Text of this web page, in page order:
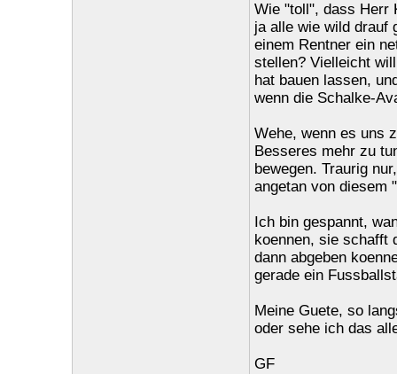
Wie "toll", dass Herr
ja alle wie wild drauf
einem Rentner ein
stellen? Vielleicht
hat bauen lassen,
wenn die Schalke-
Wehe, wenn es uns
Besseres mehr zu
bewegen. Traurig
angetan von diesem
Ich bin gespannt,
koennen, sie schafft
dann abgeben
gerade ein
Meine Guete, so
oder sehe ich das
GF